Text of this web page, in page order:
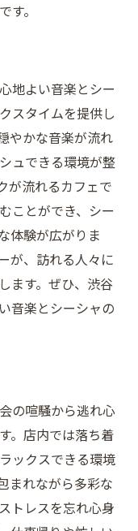
す。
地よい音楽とシー
スタイムを提供し
やかな音楽が流れ
ュできる環境が整
が流れるカフェで
ことができ、シー
体験が広がりま
が、訪れる人々に
ます。ぜひ、渋谷
音楽とシーシャの
の喧騒から逃れ心
。店内では落ち着
ックスできる環境
まれながら多彩な
トレスを忘れ心身